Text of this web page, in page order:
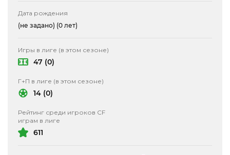
Дата рождения
(не задано) (0 лет)
Игры в лиге (в этом сезоне)
47 (0)
Г+П в лиге (в этом сезоне)
14 (0)
Рейтинг среди игроков CF
играм в лиге
611